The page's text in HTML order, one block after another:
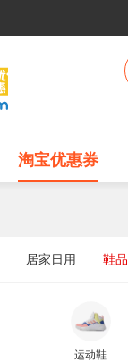
淘宝优惠券
居家日用 鞋品
运动鞋